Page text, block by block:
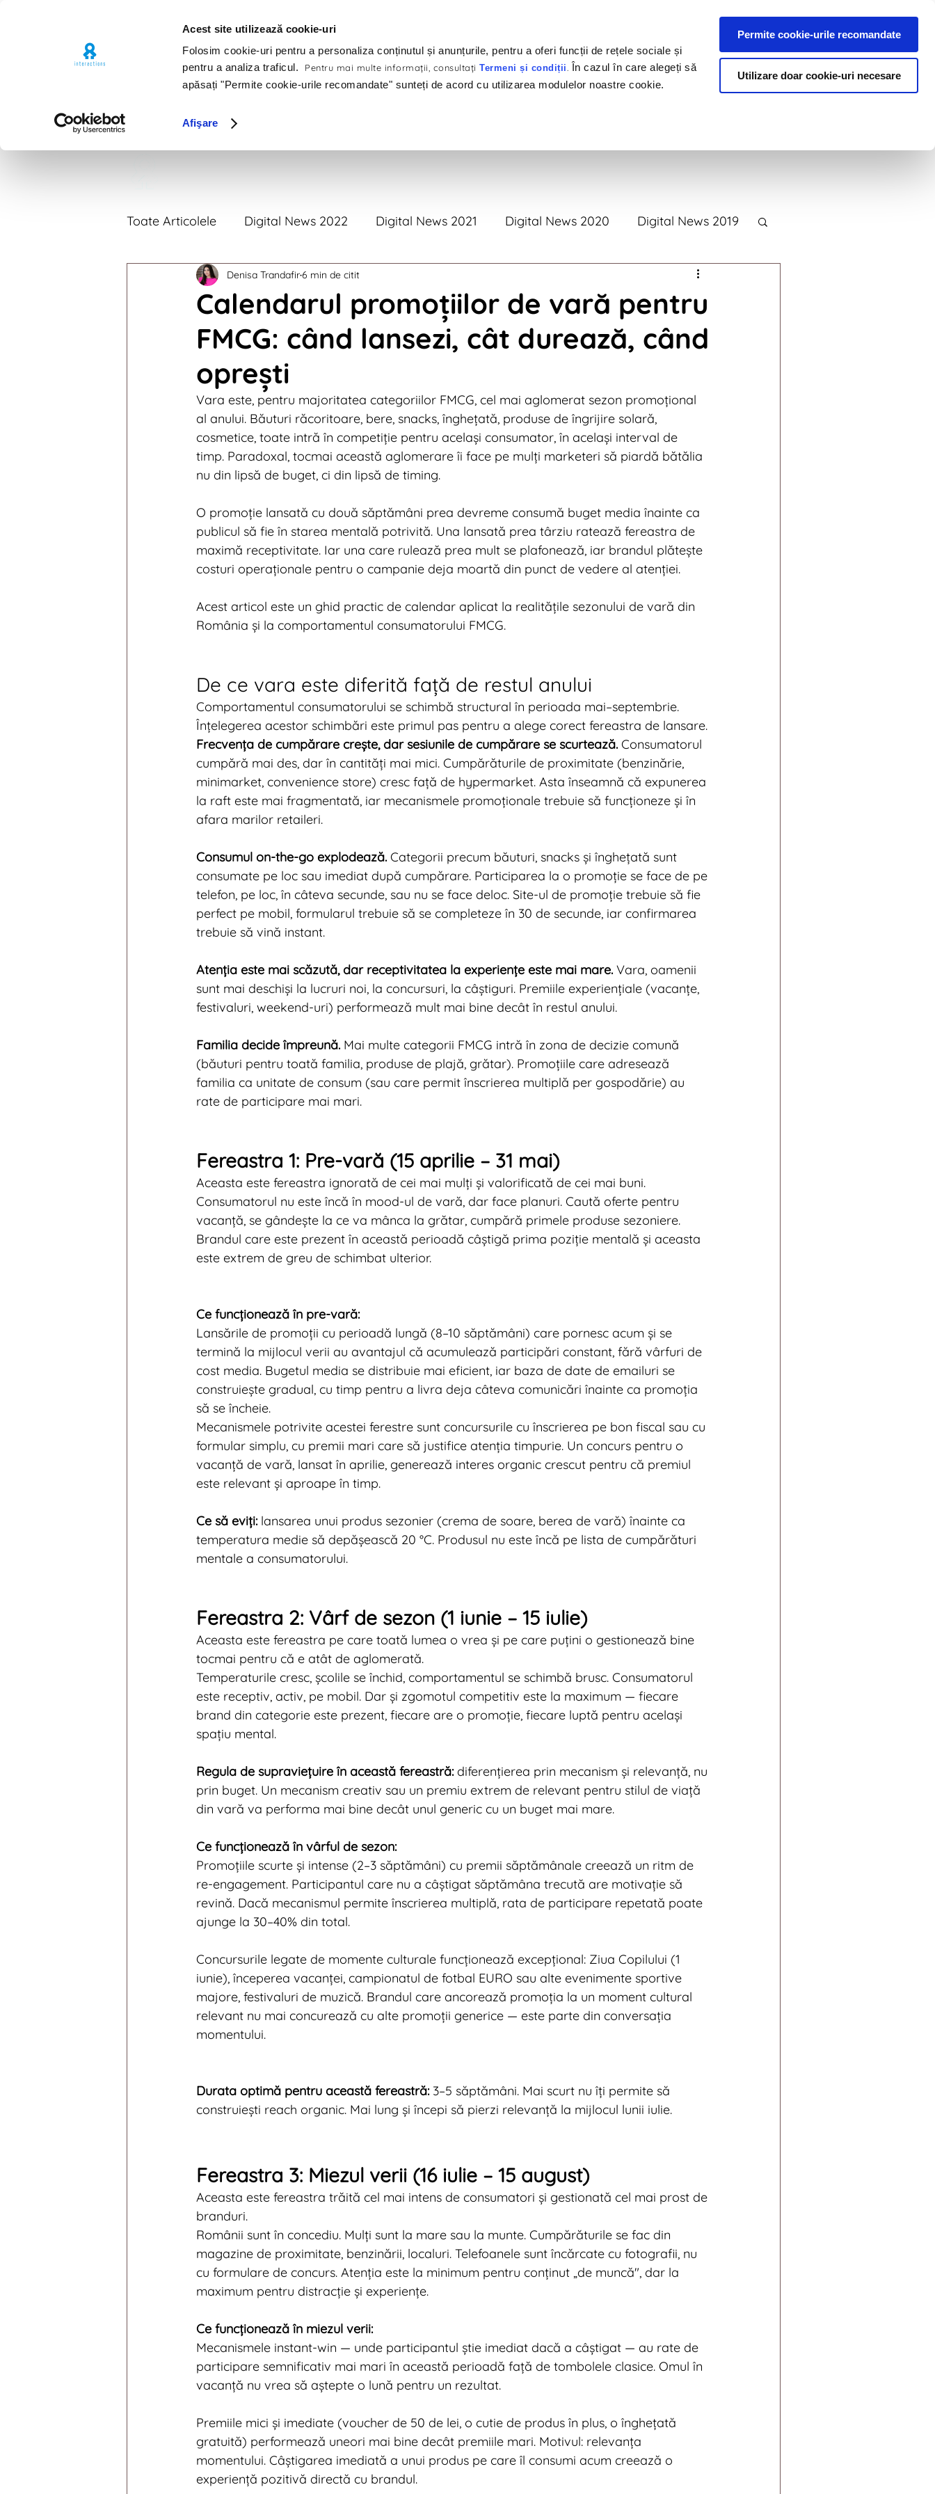
Acest site utilizează cookie-uri
Folosim cookie-uri pentru a personaliza conținutul și anunțurile, pentru a oferi funcții de rețele sociale și
pentru a analiza traficul.
Pentru mai multe informaţii, consultaţiTermeni și condiții . În cazul în care alegeți să
apăsați "Permite cookie-urile recomandate" sunteți de acord cu utilizarea modulelor noastre cookie.
Afişare
Permite cookie-urile recomandate
Utilizare doar cookie-uri necesare
Toate Articolele Digital News 2022 Digital News 2021 Digital News 2020 Digital News 2019
Digital News 2018 Digital News 2017
Digital News 2014 Digital News 2013 Digital News 2012 Digital News 2011
Digital News 2010 Digital News 2009
Calendarul promoțiilor de vară pentru
FMCG: când lansezi, cât durează, când
oprești
Denisa Trandafir6 min de citit
Vara este, pentru majoritatea categoriilor FMCG, cel mai aglomerat sezon promoțional
al anului. Băuturi răcoritoare, bere, snacks, înghețată, produse de îngrijire solară,
cosmetice, toate intră în competiție pentru același consumator, în același interval de
timp. Paradoxal, tocmai această aglomerare îi face pe mulți marketeri să piardă bătălia
nu din lipsă de buget, ci din lipsă de timing.
O promoție lansată cu două săptămâni prea devreme consumă buget media înainte ca
publicul să fie în starea mentală potrivită. Una lansată prea târziu ratează fereastra de
maximă receptivitate. Iar una care rulează prea mult se plafonează, iar brandul plătește
costuri operaționale pentru o campanie deja moartă din punct de vedere al atenției.
Acest articol este un ghid practic de calendar aplicat la realitățile sezonului de vară din
România și la comportamentul consumatorului FMCG.
De ce vara este diferită față de restul anului
Comportamentul consumatorului se schimbă structural în perioada mai–septembrie.
Înțelegerea acestor schimbări este primul pas pentru a alege corect fereastra de lansare.
Frecvența de cumpărare crește, dar sesiunile de cumpărare se scurtează. Consumatorul
cumpără mai des, dar în cantități mai mici. Cumpărăturile de proximitate (benzinărie,
minimarket, convenience store) cresc față de hypermarket. Asta înseamnă că expunerea
la raft este mai fragmentată, iar mecanismele promoționale trebuie să funcționeze și în
afara marilor retaileri.
Consumul on-the-go explodează. Categorii precum băuturi, snacks și înghețată sunt
consumate pe loc sau imediat după cumpărare. Participarea la o promoție se face de pe
telefon, pe loc, în câteva secunde, sau nu se face deloc. Site-ul de promoție trebuie să fie
perfect pe mobil, formularul trebuie să se completeze în 30 de secunde, iar confirmarea
trebuie să vină instant.
Atenția este mai scăzută, dar receptivitatea la experiențe este mai mare. Vara, oamenii
sunt mai deschiși la lucruri noi, la concursuri, la câștiguri. Premiile experiențiale (vacanțe,
festivaluri, weekend-uri) performează mult mai bine decât în restul anului.
Familia decide împreună. Mai multe categorii FMCG intră în zona de decizie comună
(băuturi pentru toată familia, produse de plajă, grătar). Promoțiile care adresează
familia ca unitate de consum (sau care permit înscrierea multiplă per gospodărie) au
rate de participare mai mari.
Fereastra 1: Pre-vară (15 aprilie – 31 mai)
Aceasta este fereastra ignorată de cei mai mulți și valorificată de cei mai buni.
Consumatorul nu este încă în mood-ul de vară, dar face planuri. Caută oferte pentru
vacanță, se gândește la ce va mânca la grătar, cumpără primele produse sezoniere.
Brandul care este prezent în această perioadă câștigă prima poziție mentală și aceasta
este extrem de greu de schimbat ulterior.
Ce funcționează în pre-vară:
Lansările de promoții cu perioadă lungă (8–10 săptămâni) care pornesc acum și se
termină la mijlocul verii au avantajul că acumulează participări constant, fără vârfuri de
cost media. Bugetul media se distribuie mai eficient, iar baza de date de emailuri se
construiește gradual, cu timp pentru a livra deja câteva comunicări înainte ca promoția
să se încheie.
Mecanismele potrivite acestei ferestre sunt concursurile cu înscrierea pe bon fiscal sau cu
formular simplu, cu premii mari care să justifice atenția timpurie. Un concurs pentru o
vacanță de vară, lansat în aprilie, generează interes organic crescut pentru că premiul
este relevant și aproape în timp.
Ce să eviți: lansarea unui produs sezonier (crema de soare, berea de vară) înainte ca
temperatura medie să depășească 20 °C. Produsul nu este încă pe lista de cumpărături
mentale a consumatorului.
Fereastra 2: Vârf de sezon (1 iunie – 15 iulie)
Aceasta este fereastra pe care toată lumea o vrea și pe care puțini o gestionează bine
tocmai pentru că e atât de aglomerată.
Temperaturile cresc, școlile se închid, comportamentul se schimbă brusc. Consumatorul
este receptiv, activ, pe mobil. Dar și zgomotul competitiv este la maximum — fiecare
brand din categorie este prezent, fiecare are o promoție, fiecare luptă pentru același
spațiu mental.
Regula de supraviețuire în această fereastră: diferențierea prin mecanism și relevanță, nu
prin buget. Un mecanism creativ sau un premiu extrem de relevant pentru stilul de viață
din vară va performa mai bine decât unul generic cu un buget mai mare.
Ce funcționează în vârful de sezon:
Promoțiile scurte și intense (2–3 săptămâni) cu premii săptămânale creează un ritm de
re-engagement. Participantul care nu a câștigat săptămâna trecută are motivație să
revină. Dacă mecanismul permite înscrierea multiplă, rata de participare repetată poate
ajunge la 30–40% din total.
Concursurile legate de momente culturale funcționează excepțional: Ziua Copilului (1
iunie), începerea vacanței, campionatul de fotbal EURO sau alte evenimente sportive
majore, festivaluri de muzică. Brandul care ancorează promoția la un moment cultural
relevant nu mai concurează cu alte promoții generice — este parte din conversația
momentului.
Durata optimă pentru această fereastră: 3–5 săptămâni. Mai scurt nu îți permite să
construiești reach organic. Mai lung și începi să pierzi relevanță la mijlocul lunii iulie.
Fereastra 3: Miezul verii (16 iulie – 15 august)
Aceasta este fereastra trăită cel mai intens de consumatori și gestionată cel mai prost de
branduri.
Românii sunt în concediu. Mulți sunt la mare sau la munte. Cumpărăturile se fac din
magazine de proximitate, benzinării, localuri. Telefoanele sunt încărcate cu fotografii, nu
cu formulare de concurs. Atenția este la minimum pentru conținut „de muncă", dar la
maximum pentru distracție și experiențe.
Ce funcționează în miezul verii:
Mecanismele instant-win — unde participantul știe imediat dacă a câștigat — au rate de
participare semnificativ mai mari în această perioadă față de tombolele clasice. Omul în
vacanță nu vrea să aștepte o lună pentru un rezultat.
Premiile mici și imediate (voucher de 50 de lei, o cutie de produs în plus, o înghețată
gratuită) performează uneori mai bine decât premiile mari. Motivul: relevanța
momentului. Câștigarea imediată a unui produs pe care îl consumi acum creează o
experiență pozitivă directă cu brandul.